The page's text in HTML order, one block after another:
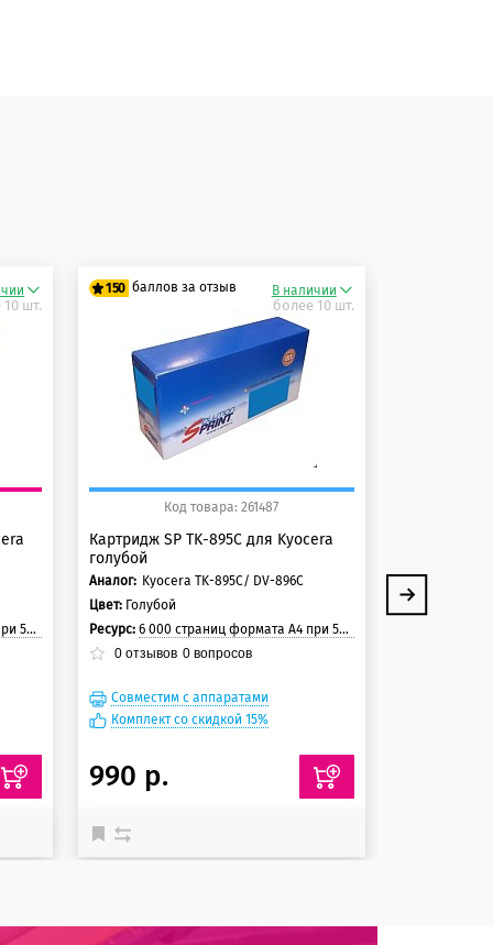
шт.
150 баллов за отзыв
125 баллов
150 баллов
В наличии
более 10 шт.
Код товара: 261487
Картридж SP TK-895C для Kyocera
голубой
Аналог: Kyocera TK-895C/ DV-896C
Цвет: Голубой
Ресурс: 6 000 страниц формата А4 при 5% заполнении страницы
0отзывов 0вопросов
Совместим с аппаратами
Комплект со скидкой 15%
990 р.
Аналог:
Цвет: